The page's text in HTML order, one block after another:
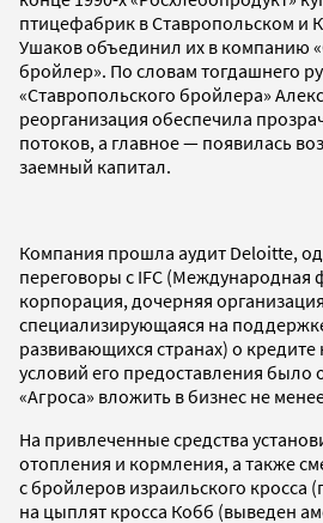
птицефабрик в Ставропольском и
Ушаков объединил их в компанию
бройлер». По словам тогдашнего
«Ставропольского бройлера»
реорганизация обеспечила
потоков, а главное — появилась
заемный капитал.
Компания прошла аудит Deloitte,
переговоры c IFC (Международная
корпорация, дочерняя
специализирующаяся на
развивающихся странах) о
условий его предоставления было
«Агроса» вложить в бизнес не
На привлеченные средства
отопления и кормления, а также
с бройлеров израильского
на цыплят кросса Кобб (выведен